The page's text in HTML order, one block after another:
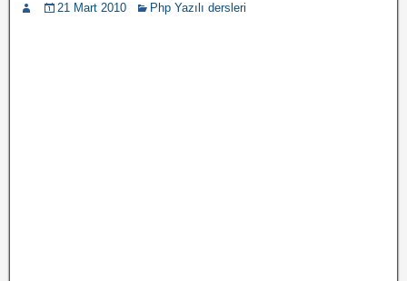
21 Mart 2010 Php Yazılı dersleri